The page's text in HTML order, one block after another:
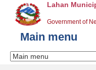
Lahan
Government of
Main menu